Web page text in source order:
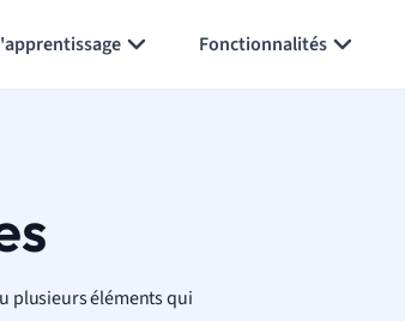
Fonctionnalités
plusieurs éléments qui